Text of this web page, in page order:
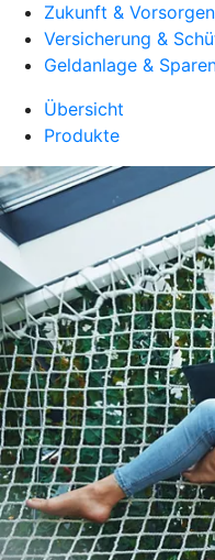
Zukunft & Vorsorgen
Versicherung &
Geldanlage &
Übersicht
Produkte